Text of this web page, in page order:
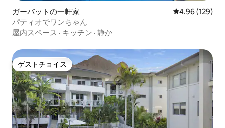
ガーバットの一軒家 レビュー129
4.96 (129)
パティオでワンちゃん
屋内スペース · キッチン · 静か
ゲストチョイス
ゲストチョイス